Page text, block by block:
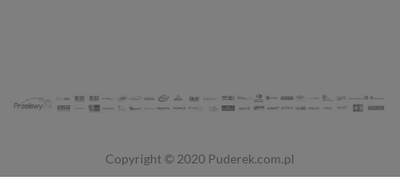
Copyright © 2020 Puderek.com.pl